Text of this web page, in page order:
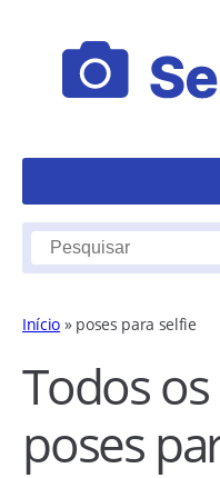
Início » poses para selfie
Todos
poses